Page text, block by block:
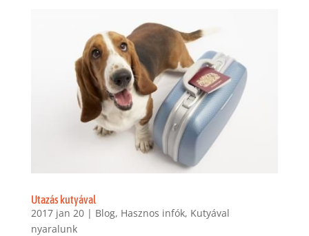
Utazás kutyával
2017 jan 20| Blog, Hasznos infók, Kutyával
nyaralunk